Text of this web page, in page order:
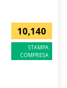
10,140
STAMPA
COMPRESA